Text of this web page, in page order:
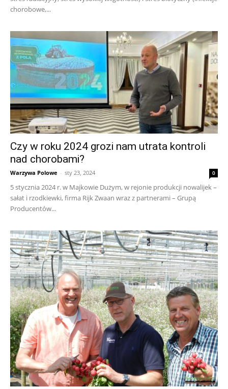
chorobowe,...
Czy w roku 2024 grozi nam utrata kontroli
nad chorobami?
Warzywa Polowe - sty 23, 2024 0
5 stycznia 2024 r. w Majkowie Dużym, w rejonie produkcji nowalijek –
sałat i rzodkiewki, firma Rijk Zwaan wraz z partnerami – Grupą
Producentów...